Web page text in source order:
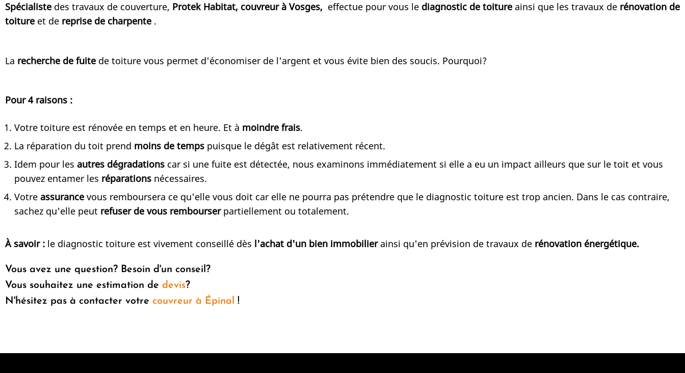
Spécialiste des travaux de couverture, Protek Habitat, couvreur à Vosges, effectue pour vous le diagnostic de toiture ainsi que les travaux de rénovation de
toiture et de reprise de charpente .
La recherche de fuite de toiture vous permet d'économiser de l'argent et vous évite bien des soucis. Pourquoi?
Pour 4 raisons :
Votre toiture est rénovée en temps et en heure. Et à moindre frais.
La réparation du toit prend moins de temps puisque le dégât est relativement récent.
Idem pour les autres dégradations car si une fuite est détectée, nous examinons immédiatement si elle a eu un impact ailleurs que sur le toit et vous
pouvez entamer les réparations nécessaires.
Votre assurance vous remboursera ce qu'elle vous doit car elle ne pourra pas prétendre que le diagnostic toiture est trop ancien. Dans le cas contraire,
sachez qu'elle peut refuser de vous rembourserpartiellement ou totalement.
À savoir : le diagnostic toiture est vivement conseillé dès l'achat d'un bien immobilierainsi qu'en prévision de travaux de rénovation énergétique.
Vous avez une question? Besoin d'un conseil?
Vous souhaitez une estimation de devis?
N'hésitez pas à contacter votre couvreur à Épinal !